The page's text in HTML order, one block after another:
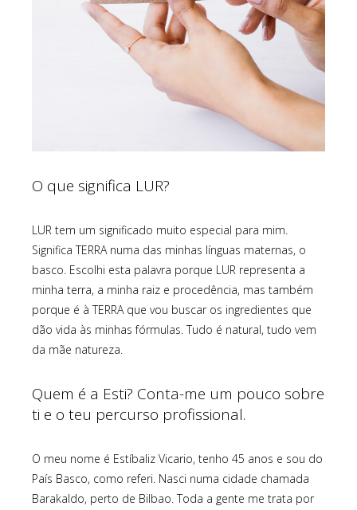
O que significa LUR?
LUR tem um significado muito especial para mim.
Significa TERRA numa das minhas línguas maternas, o
basco. Escolhi esta palavra porque LUR representa a
minha terra, a minha raiz e procedência, mas também
porque é à TERRA que vou buscar os ingredientes que
dão vida às minhas fórmulas. Tudo é natural, tudo vem
da mãe natureza.
Quem é a Esti? Conta-me um pouco sobre
ti e o teu percurso profissional.
O meu nome é Estíbaliz Vicario, tenho 45 anos e sou do
País Basco, como referi. Nasci numa cidade chamada
Barakaldo, perto de Bilbao. Toda a gente me trata por